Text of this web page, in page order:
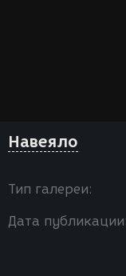
Навеяло
Тип галереи:
Дата публикации: